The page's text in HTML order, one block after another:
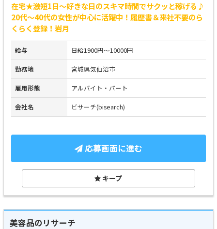
在宅★激短1日～好きな日のスキマ時間でサクッと稼げる♪
20代～40代の女性が中心に活躍中！履歴書＆来社不要のら
くらく登録！岩月
給与 日給1900円～10000円
勤務地 宮城県気仙沼市
雇用形態 アルバイト・パート
会社名 ビサーチ(bisearch)
応募画面に進む
キープ
美容品のリサーチ